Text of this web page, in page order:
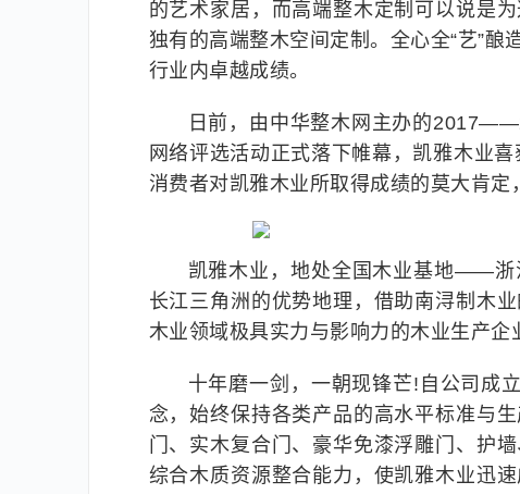
的艺术家居，而高端整木定制可以说是
独有的高端整木空间定制。全心全“艺”
行业内卓越成绩。
日前，由中华整木网主办的
网络评选活动正式落下帷幕，凯雅木业
消费者对凯雅木业所取得成绩的莫大肯
凯雅木业，地处全国木业基地——浙
长江三角洲的优势地理，借助南浔制木
木业领域极具实力与影响力的木业生产企
十年磨一剑，一朝现锋芒!自公司成
念，始终保持各类产品的高水平标准与
门、实木复合门、豪华免漆浮雕门、护
综合木质资源整合能力，使凯雅木业迅